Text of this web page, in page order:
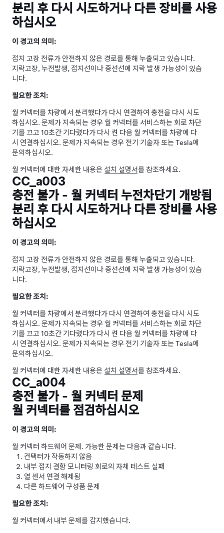
분리 후 다시 시도하거나 다른 장비를 사용
하십시오
이 경고의 의미:
접지 고장 전류가 안전하지 않은 경로를 통해 누출되고 있습니다.
지락고장, 누전발생, 접지선이나 중선선에 지락 발생 가능성이 있습
니다.
필요한 조치:
월 커넥터를 차량에서 분리했다가 다시 연결하여 충전을 다시 시도
하십시오. 문제가 지속되는 경우 월 커넥터를 서비스하는 회로 차단
기를 끄고 10초간 기다렸다가 다시 켠 다음 월 커넥터를 차량에 다
시 연결하십시오. 문제가 지속되는 경우 전기 기술자 또는 Tesla에
문의하십시오.
월 커넥터에 대한 자세한 내용은 설치 설명서를 참조하세요.
CC_a003
충전 불가 - 월 커넥터 누전차단기 개방됨
분리 후 다시 시도하거나 다른 장비를 사용
하십시오
이 경고의 의미:
접지 고장 전류가 안전하지 않은 경로를 통해 누출되고 있습니다.
지락고장, 누전발생, 접지선이나 중선선에 지락 발생 가능성이 있습
니다.
필요한 조치:
월 커넥터를 차량에서 분리했다가 다시 연결하여 충전을 다시 시도
하십시오. 문제가 지속되는 경우 월 커넥터를 서비스하는 회로 차단
기를 끄고 10초간 기다렸다가 다시 켠 다음 월 커넥터를 차량에 다
시 연결하십시오. 문제가 지속되는 경우 전기 기술자 또는 Tesla에
문의하십시오.
월 커넥터에 대한 자세한 내용은 설치 설명서를 참조하세요.
CC_a004
충전 불가 - 월 커넥터 문제
월 커넥터를 점검하십시오
이 경고의 의미:
월 커넥터 하드웨어 문제. 가능한 문제는 다음과 같습니다.
컨택터가 작동하지 않음
내부 접지 결함 모니터링 회로의 자체 테스트 실패
열 센서 연결 해제됨
다른 하드웨어 구성품 문제
필요한 조치:
월 커넥터에서 내부 문제를 감지했습니다.